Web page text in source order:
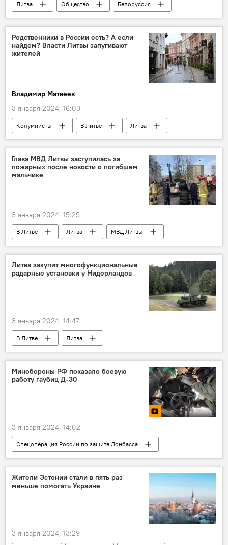
Литва Общество
Белоруссия
В Литве
Родственники в России есть? А если
найдем? Власти Литвы запугивают
жителей
Владимир Матвеев
3 января 2024, 16:03
Колумнисты В Литве
Литва
Россия
Глава МВД Литвы заступилась за
пожарных после новости о погибшем
мальчике
3 января 2024, 15:25
В Литве Литва МВД Литвы
Литва закупит многофункциональные
радарные установки у Нидерландов
3 января 2024, 14:47
В Литве
Литва
Минобороны Литвы
Арвидас Анушаускас
Минобороны РФ показало боевую
работу гаубиц Д-30
3 января 2024, 14:02
Спецоперация России по защите Донбасса
Россия
Украина Минобороны РФ
Жители Эстонии стали в пять раз
меньше помогать Украине
3 января 2024, 13:29